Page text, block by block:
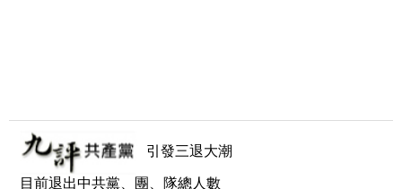
引發三退大潮
目前退出中共黨、團、隊總人數